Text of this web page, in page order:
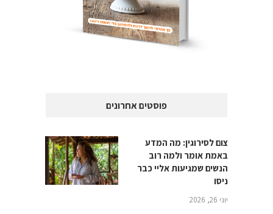
פוסטים אחרונים
צום לסירוגין: מה המדע
באמת אומר ולמה רוב
הנשים שמגיעות אליי כבר
ניסו
יוני 26, 2026